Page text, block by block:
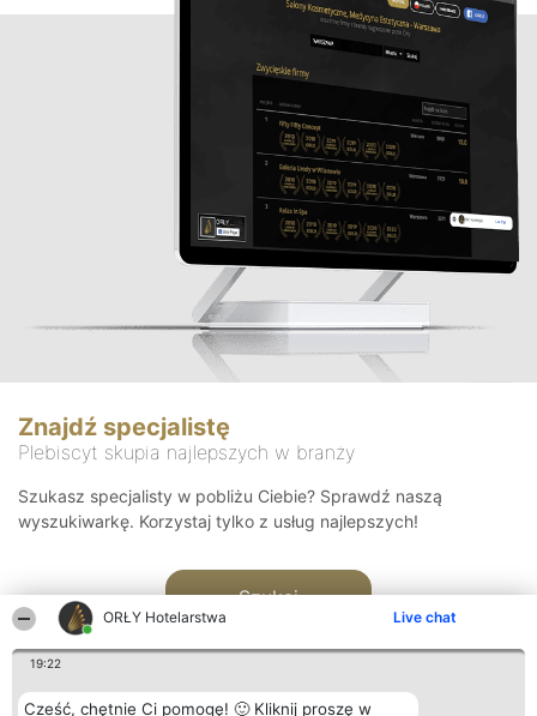
ORŁY Hotelarstwa Live chat
19:22
Cześć, chętnie Ci pomogę! 🙂 Kliknij proszę w
Znajdź specjalistę
Plebiscyt skupia najlepszych w branży
Szukasz specjalisty w pobliżu Ciebie? Sprawdź naszą
wyszukiwarkę. Korzystaj tylko z usług najlepszych!
Szukaj